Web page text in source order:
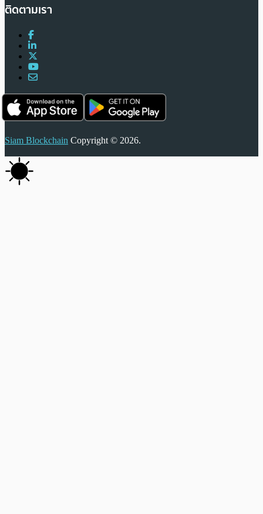
ติดตามเรา
Siam Blockchain Copyright © 2026.